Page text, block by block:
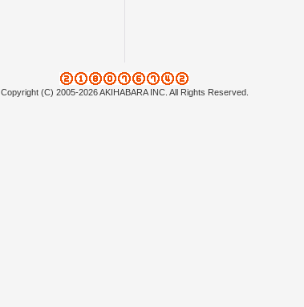
Copyright (C) 2005-2026 AKIHABARA INC. All Rights Reserved.